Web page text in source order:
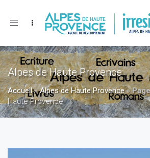
Toggle
Alpes de Haute Provence
Accueil»Alpes de Haute Provence»
Haute Provence